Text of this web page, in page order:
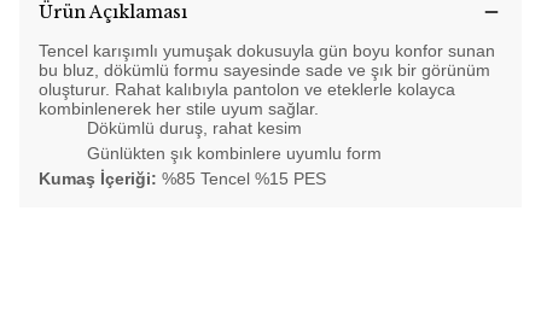
Ürün Açıklaması
Tencel karışımlı yumuşak dokusuyla gün boyu konfor sunan
bu bluz, dökümlü formu sayesinde sade ve şık bir görünüm
oluşturur. Rahat kalıbıyla pantolon ve eteklerle kolayca
kombinlenerek her stile uyum sağlar.
Dökümlü duruş, rahat kesim
Günlükten şık kombinlere uyumlu form
Kumaş İçeriği: %85 Tencel %15 PES